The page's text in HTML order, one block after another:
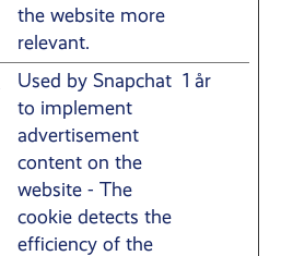
the website more
relevant.
Used by Snapchat
to implement
advertisement
content on the
website - The
cookie detects the
efficiency of the
1 år